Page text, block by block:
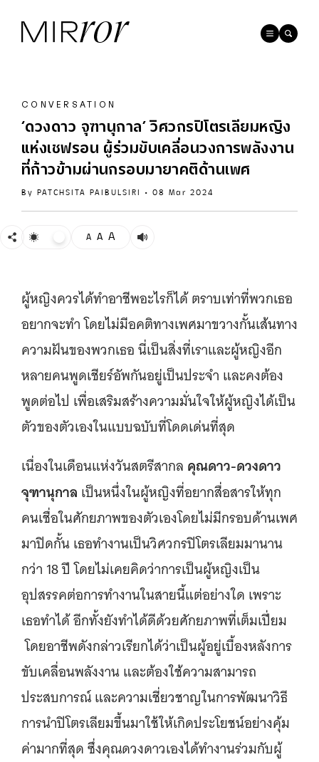
CONVERSATION
‘ดวงดาว จุฑานุกาล’ วิศวกรปิโตรเลียมหญิง
แห่งเชฟรอน ผู้ร่วมขับเคลื่อนวงการพลังงาน
ที่ก้าวข้ามผ่านกรอบมายาคติด้านเพศ
By PATCHSITA PAIBULSIRI • 08 Mar 2024
A A A
ผู้หญิงควรได้ทำอาชีพอะไรก็ได้ ตราบเท่าที่พวกเธอ
อยากจะทำ โดยไม่มีอคติทางเพศมาขวางกั้นเส้นทาง
ความฝันของพวกเธอ นี่เป็นสิ่งที่เราและผู้หญิงอีก
หลายคนพูดเชียร์อัพกันอยู่เป็นประจำ และคงต้อง
พูดต่อไป เพื่อเสริมสร้างความมั่นใจให้ผู้หญิงได้เป็น
ตัวของตัวเองในแบบฉบับที่โดดเด่นที่สุด
เนื่องในเดือนแห่งวันสตรีสากล คุณดาว-ดวงดาว
จุฑานุกาล เป็นหนึ่งในผู้หญิงที่อยากสื่อสารให้ทุก
คนเชื่อในศักยภาพของตัวเองโดยไม่มีกรอบด้านเพศ
มาปิดกั้น เธอทำงานเป็นวิศวกรปิโตรเลียมมานาน
กว่า 18 ปี โดยไม่เคยคิดว่าการเป็นผู้หญิงเป็น
อุปสรรคต่อการทำงานในสายนี้แต่อย่างใด เพราะ
เธอทำได้ อีกทั้งยังทำได้ดีด้วยศักยภาพที่เต็มเปี่ยม
โดยอาชีพดังกล่าวเรียกได้ว่าเป็นผู้อยู่เบื้องหลังการ
ขับเคลื่อนพลังงาน และต้องใช้ความสามารถ
ประสบการณ์ และความเชี่ยวชาญในการพัฒนาวิธี
การนำปิโตรเลียมขึ้นมาใช้ให้เกิดประโยชน์อย่างคุ้ม
ค่ามากที่สุด ซึ่งคุณดวงดาวเองได้ทำงานร่วมกับผู้